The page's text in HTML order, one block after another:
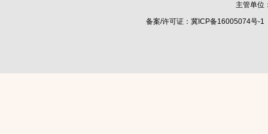
主管单位
备案/许可证：冀ICP备16005074号-1